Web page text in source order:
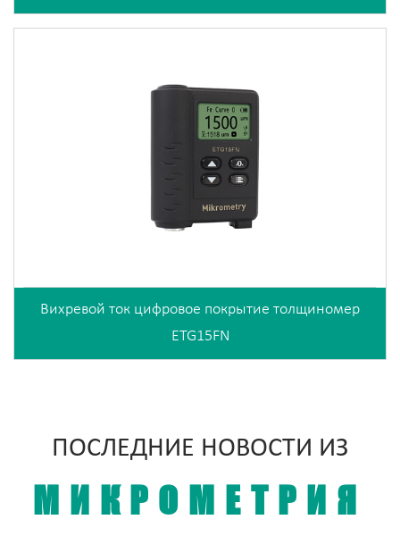
Вихревой ток цифровое покрытие толщиномер
ETG15FN
ПОСЛЕДНИЕ НОВОСТИ ИЗ
МИКРОМЕТРИЯ